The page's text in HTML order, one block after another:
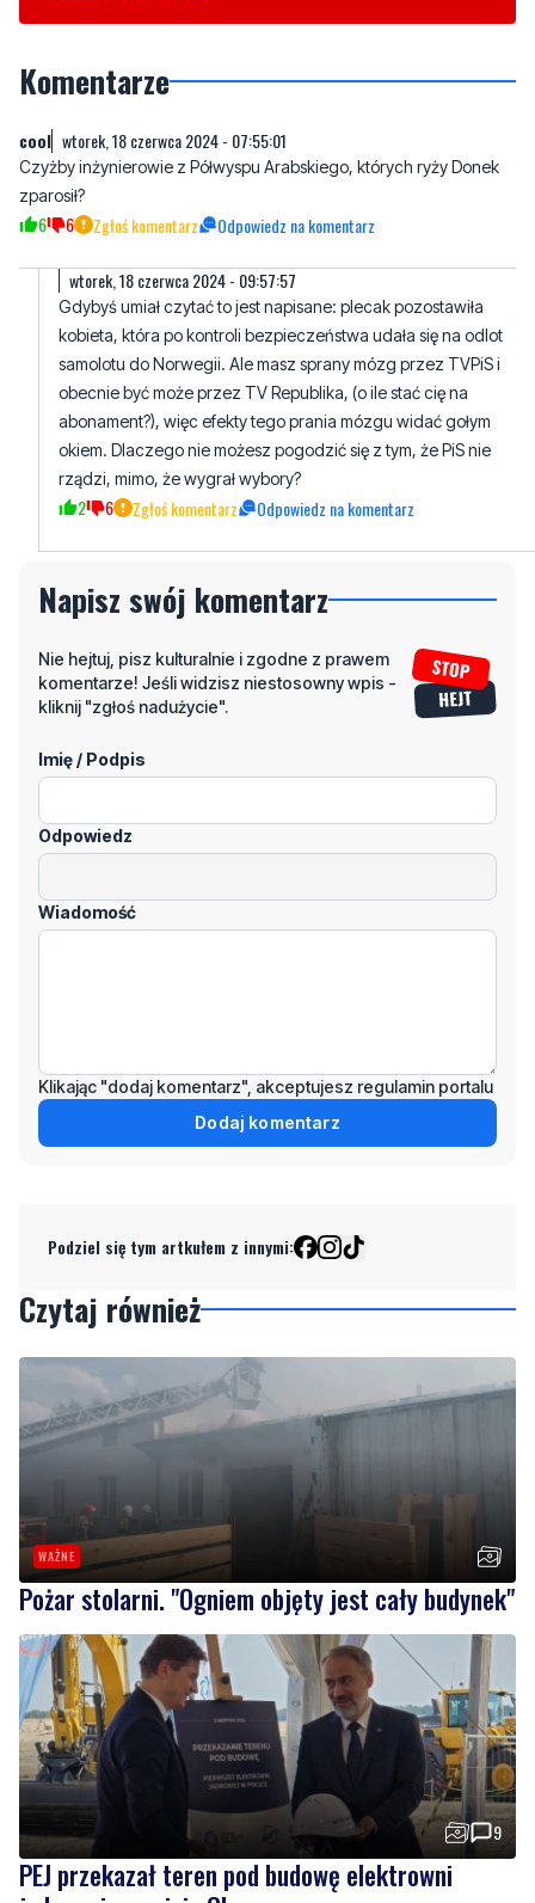
Komentarze
cool wtorek, 18 czerwca 2024 - 07:55:01
Czyżby inżynierowie z Półwyspu Arabskiego, których ryży Donek
zparosił?
6 6 Zgłoś komentarz Odpowiedz na komentarz
wtorek, 18 czerwca 2024 - 09:57:57
Gdybyś umiał czytać to jest napisane: plecak pozostawiła
kobieta, która po kontroli bezpieczeństwa udała się na odlot
samolotu do Norwegii. Ale masz sprany mózg przez TVPiS i
obecnie być może przez TV Republika, (o ile stać cię na
abonament?), więc efekty tego prania mózgu widać gołym
okiem. Dlaczego nie możesz pogodzić się z tym, że PiS nie
rządzi, mimo, że wygrał wybory?
2 6 Zgłoś komentarz Odpowiedz na komentarz
Napisz swój komentarz
Nie hejtuj, pisz kulturalnie i zgodne z prawem
komentarze! Jeśli widzisz niestosowny wpis -
kliknij "zgłoś nadużycie".
Imię / Podpis
Odpowiedz
Wiadomość
Klikając "dodaj komentarz", akceptujesz regulamin portalu
Dodaj komentarz
Podziel się tym artkułem z innymi:
Czytaj również
WAŻNE
Pożar stolarni. "Ogniem objęty jest cały budynek"
9
PEJ przekazał teren pod budowę elektrowni